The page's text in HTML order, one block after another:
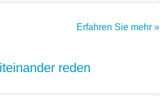
Erfahren Sie mehr »
reden